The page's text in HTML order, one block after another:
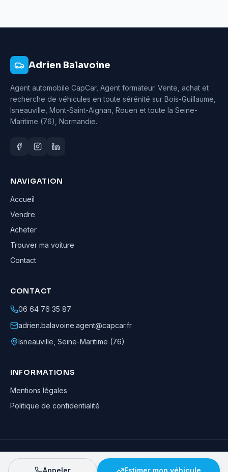
Adrien Balavoine
Agent automobile CapCar, Agent formateur. Vente, achat et
recherche de véhicules en toute sérénité sur Bois-Guillaume,
Isneauville, Mont-Saint-Aignan, Rouen et toute la Seine-
Maritime (76), Normandie.
NAVIGATION
Accueil
Vendre
Acheter
Trouver ma voiture
Contact
CONTACT
06 64 76 35 87
adrien.balavoine.agent@capcar.fr
Isneauville Seine-Maritime (76)
INFORMATIONS
Mentions légales
Politique de confidentialité
Adrien Balavoine—Agent automobile CapCar, Agent formateur· ©
· Tous droits réservés
Appeler Estimer mon véhicule